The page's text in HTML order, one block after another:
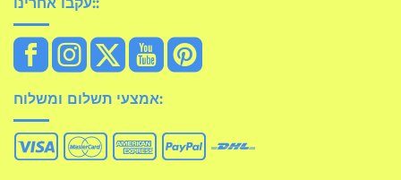
אמצעי תשלום ומשלוח: